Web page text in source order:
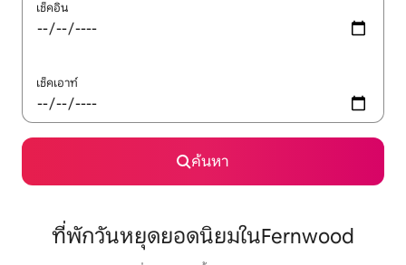
เช็คอิน
เช็คเอาท์
ค้นหา
ที่พักวันหยุดยอดนิยมในFernwood